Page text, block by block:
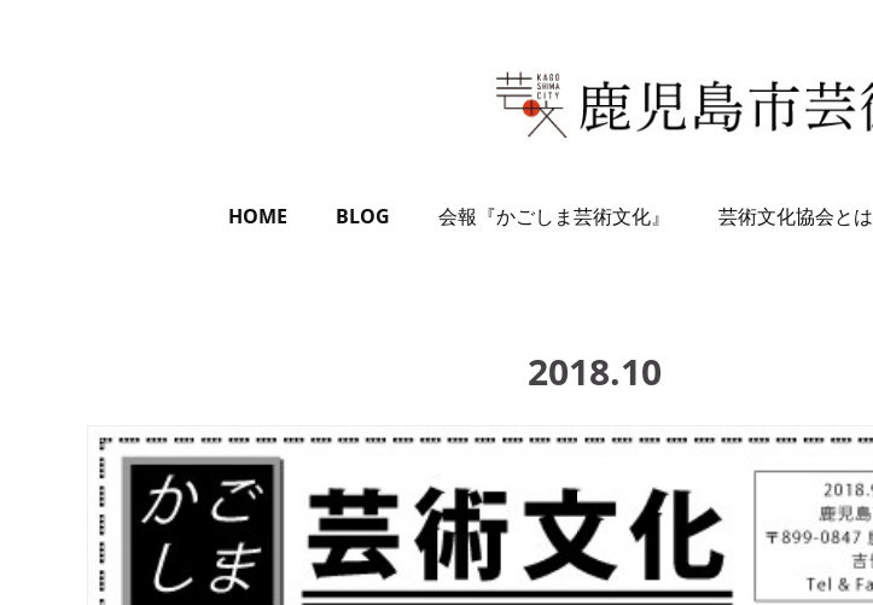
HOME BLOG 会報『かごしま芸術文化』 芸術文化協会とは
2018.10